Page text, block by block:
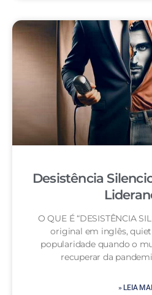
Desistência
O QUE É “DESISTÊNCIA
original em inglês,
popularidade quando o
recuperar da
» LEIA